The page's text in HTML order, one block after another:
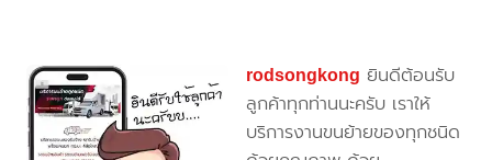
rodsongkong ยินดีต้อนรับ
ลูกค้าทุกท่านนะครับ เราให้
บริการงานขนย้ายของทุกชนิด